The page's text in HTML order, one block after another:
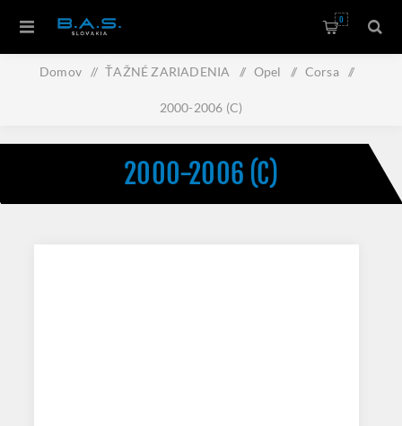
0
Domov / ŤAŽNÉ ZARIADENIA / Opel / Corsa /
2000-2006 (C)
2000-2006 (C)